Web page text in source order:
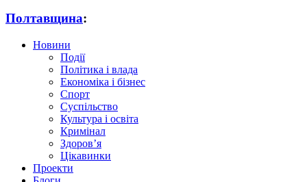
Полтавщина:
Новини
Події
Політика і влада
Економіка і бізнес
Спорт
Суспільство
Культура і освіта
Кримінал
Здоров’я
Цікавинки
Проекти